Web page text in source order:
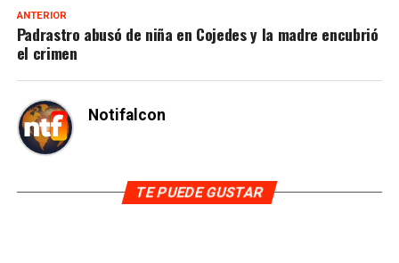
ANTERIOR
Padrastro abusó de niña en Cojedes y la madre encubrió
el crimen
Notifalcon
TE PUEDE GUSTAR